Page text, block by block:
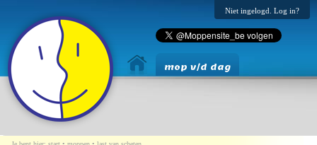
Niet ingelogd. Log in?
mop v/d dag